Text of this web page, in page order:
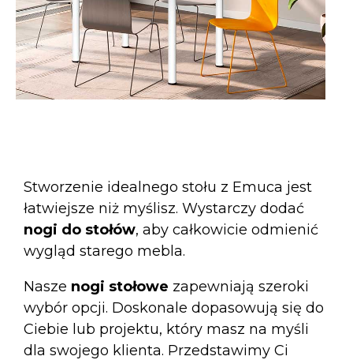
Stworzenie idealnego stołu z Emuca jest
łatwiejsze niż myślisz. Wystarczy dodać
nogi do stołów, aby całkowicie odmienić
wygląd starego mebla.
Nasze nogi stołowe zapewniają szeroki
wybór opcji. Doskonale dopasowują się do
Ciebie lub projektu, który masz na myśli
dla swojego klienta. Przedstawimy Ci